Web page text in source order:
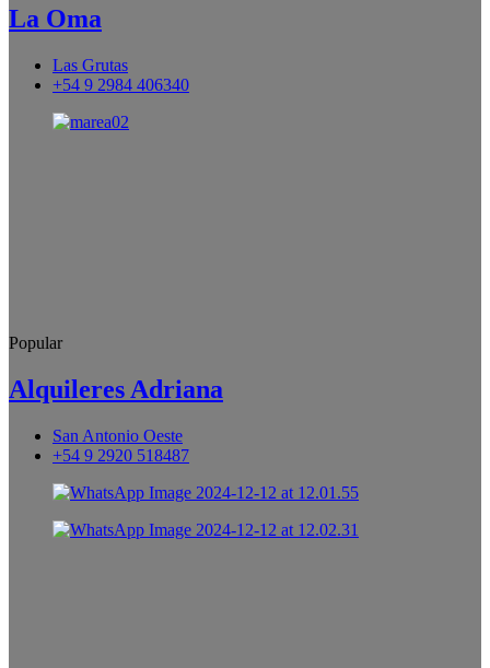
La Oma
Las Grutas
+54 9 2984 406340
Popular
Alquileres Adriana
San Antonio Oeste
+54 9 2920 518487